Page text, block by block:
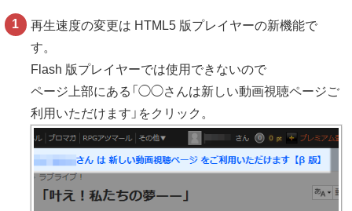
再生速度の変更は HTML5 版プレイヤーの新機能で
す。
Flash 版プレイヤーでは使用できないので
ページ上部にある「◯◯さんは新しい動画視聴ページご
利用いただけます」をクリック。